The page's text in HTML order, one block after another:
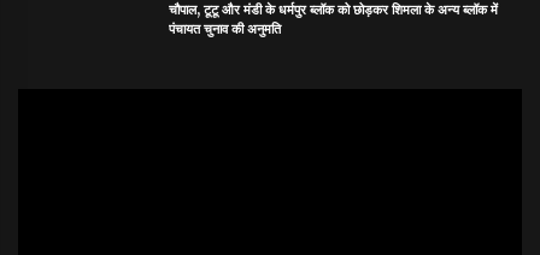
चौपाल, टूटू और मंडी के धर्मपुर ब्लॉक को छोड़कर शिमला के अन्य ब्लॉक में
पंचायत चुनाव की अनुमति